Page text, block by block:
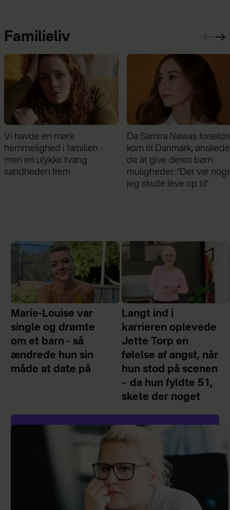
Familieliv
Da Samira Nawas forældre
kom til Danmark, ønskede
de at give deres børn
muligheder: "Der var noget,
Min veninde vil tage
børnene fra deres far -
jeg forstår ikke hendes
grund
Marie-Louise var
single og drømte
om et barn - så
ændrede hun sin
måde at date på
Langt ind i
karrieren oplevede
Jette Torp en
følelse af angst, når
hun stod på scenen
– da hun fyldte 51,
skete der noget